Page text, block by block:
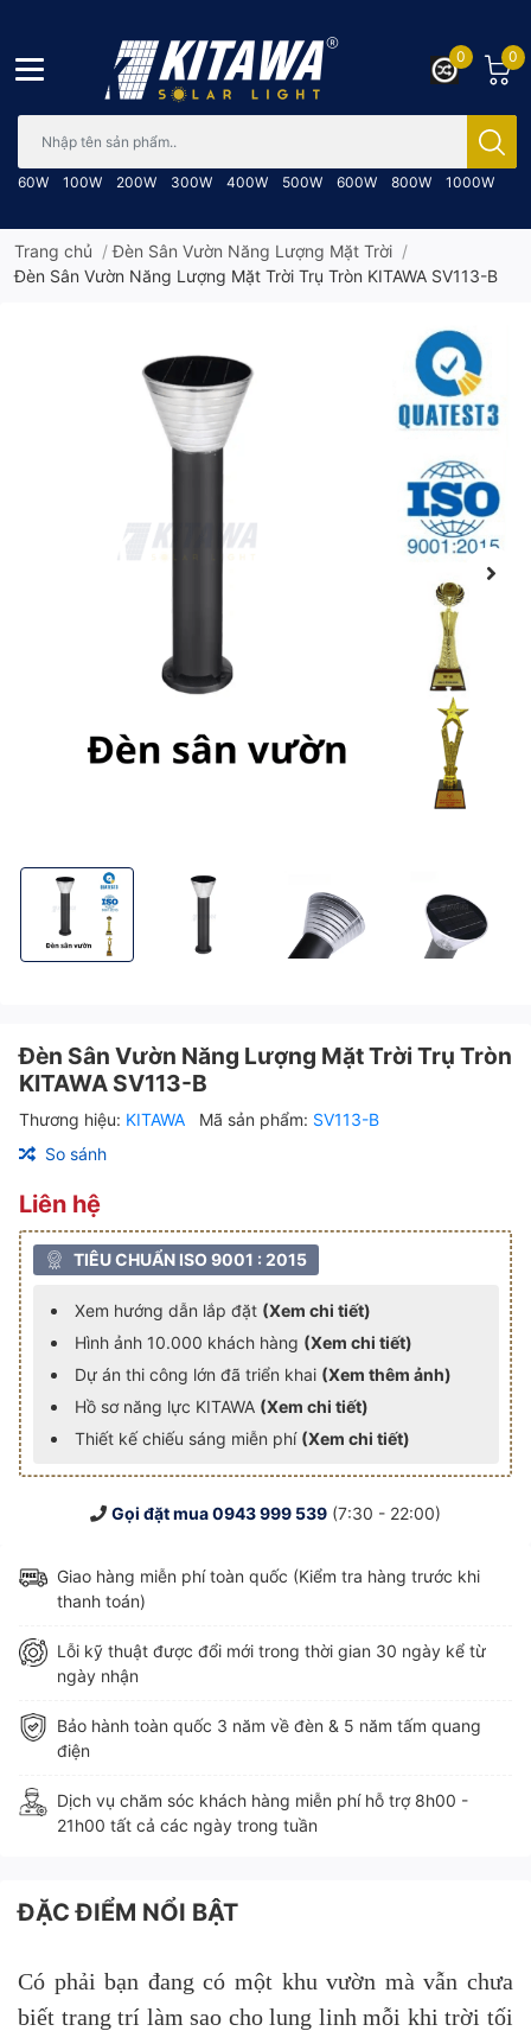
60W 100W 200W 300W 400W 500W 600W 800W 1000W
0
0
Trang chủ /Đèn Sân Vườn Năng Lượng Mặt Trời /
Đèn Sân Vườn Năng Lượng Mặt Trời Trụ Tròn KITAWA SV113-B
Đèn Sân Vườn Năng Lượng Mặt Trời Trụ Tròn KITAWA SV113-B
Đèn Sân Vườn Năng Lượng Mặt Trời Trụ Tròn
Đèn Sân Vườn Năng Lượng Mặt Trời Trụ Tròn
KITAWA SV113-B
Thương hiệu: KITAWA Mã sản phẩm: SV113-B
So sánh
Liên hệ
TIÊU CHUẨN ISO 9001 : 2015
Xem hướng dẫn lắp đặt (Xem chi tiết)
Hình ảnh 10.000 khách hàng (Xem chi tiết)
Dự án thi công lớn đã triển khai (Xem thêm ảnh)
Hồ sơ năng lực KITAWA (Xem chi tiết)
Thiết kế chiếu sáng miễn phí (Xem chi tiết)
Gọi đặt mua0943 999 539 (7:30 - 22:00)
Giao hàng miễn phí toàn quốc (Kiểm tra hàng trước khi
thanh toán)
Lỗi kỹ thuật được đổi mới trong thời gian 30 ngày kể từ
ngày nhận
Bảo hành toàn quốc 3 năm về đèn & 5 năm tấm quang
điện
Dịch vụ chăm sóc khách hàng miễn phí hỗ trợ 8h00 -
21h00 tất cả các ngày trong tuần
ĐẶC ĐIỂM NỔI BẬT
Có phải bạn đang có một khu vườn mà vẫn chưa
biết trang trí làm sao cho lung linh mỗi khi trời tối